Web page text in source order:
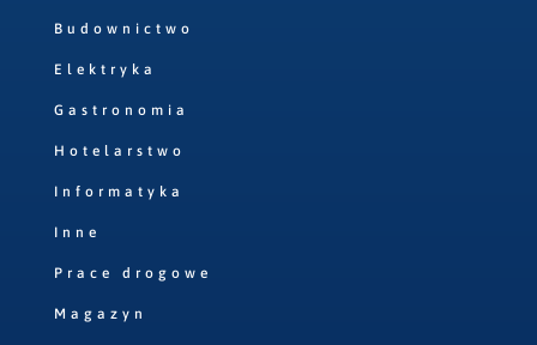
Budownictwo
Elektryka
Gastronomia
Hotelarstwo
Informatyka
Inne
Prace drogowe
Magazyn